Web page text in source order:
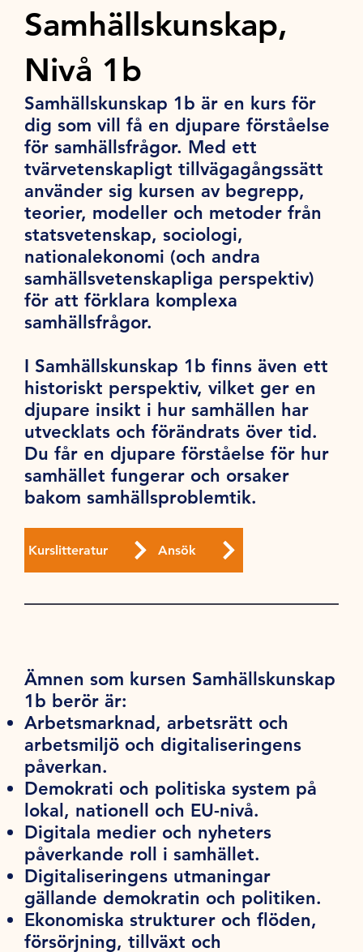
Samhällskunskap,
Nivå 1b
Samhällskunskap 1b är en kurs för
dig som vill få en djupare förståelse
för samhällsfrågor. Med ett
tvärvetenskapligt tillvägagångssätt
använder sig kursen av begrepp,
teorier, modeller och metoder från
statsvetenskap, sociologi,
nationalekonomi (och andra
samhällsvetenskapliga perspektiv)
för att förklara komplexa
samhällsfrågor.
I Samhällskunskap 1b finns även ett
historiskt perspektiv, vilket ger en
djupare insikt i hur samhällen har
utvecklats och förändrats över tid.
Du får en djupare förståelse för hur
samhället fungerar och orsaker
bakom samhällsproblemtik.
Kurslitteratur Ansök
Ämnen som kursen Samhällskunskap
1b berör är:
Arbetsmarknad, arbetsrätt och
arbetsmiljö och digitaliseringens
påverkan.
Demokrati och politiska system på
lokal, nationell och EU-nivå.
Digitala medier och nyheters
påverkande roll i samhället.
Digitaliseringens utmaningar
gällande demokratin och politiken.
Ekonomiska strukturer och flöden,
försörjning, tillväxt och